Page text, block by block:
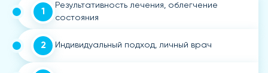
1
Результативность лечения, облегчение
состояния
2 Индивидуальный подход, личный врач